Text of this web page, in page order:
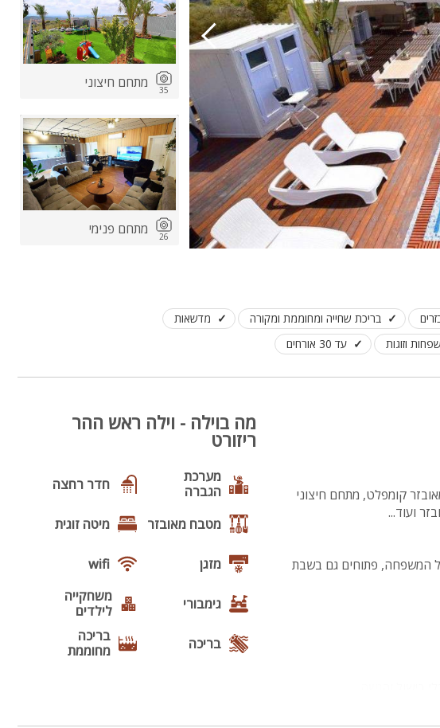
פלייסטיישן
Xbox
ארוחת בוקר
שולחן פוקר
מקרן
גישה לנכים
קבוצות גדולות
בריכה מקורה
מטבח
משפחות
hot
מחירים
בתי נופש
נוף
35 מתחם חיצוני
26 מתחם פנימי
בריכת שחייה ומחוממת ומקורה
מדשאות
וזוגות עד 30 אורחים
מאובזר קומפלט, מתחם חיצוני
ועוד...
רבות לכל המשפחה, פתוחים גם בשבת
בישול והגשה.
מה בוילה - וילה ראש ההר
ריזורט
מערכת
הגברה
חדר רחצה
מטבח מאובזר מיטה זוגית
מזגן wifi
גימבורי
משחקייה
לילדים
בריכה
בריכה
מחוממת
פינת מנגל פינות ישיבה